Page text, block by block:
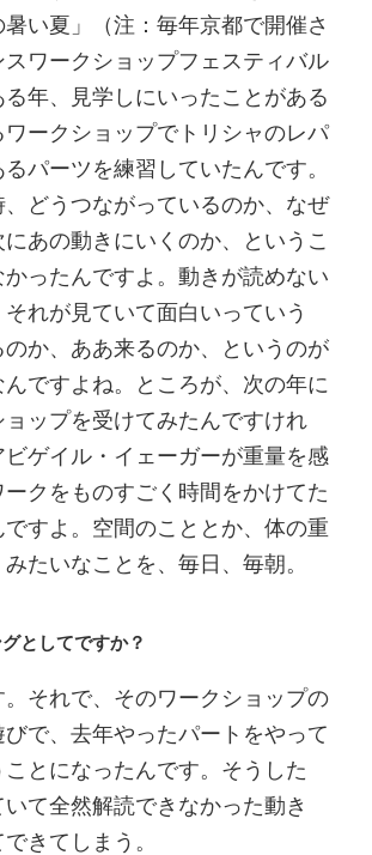
い夏」（注：毎年京都で開催さ
ワークショップフェスティバル
年、見学しにいったことがある
ワークショップでトリシャのレパ
パーツを練習していたんです。
どうつながっているのか、なぜ
あの動きにいくのか、というこ
かったんですよ。動きが読めない
れが見ていて面白いっていう
か、ああ来るのか、というのが
ですよね。ところが、次の年に
ップを受けてみたんですけれ
ビゲイル・イェーガーが重量を感
ークをものすごく時間をかけてた
ですよ。空間のこととか、体の重
たいなことを、毎日、毎朝。
としてですか？
それで、そのワークショップの
で、去年やったパートをやって
とになったんです。そうした
て全然解読できなかった動き
きてしまう。